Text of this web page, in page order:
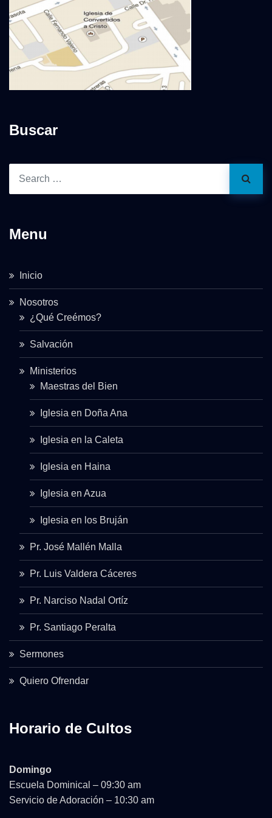
Buscar
Menu
Inicio
Nosotros
¿Qué Creémos?
Salvación
Ministerios
Maestras del Bien
Iglesia en Doña Ana
Iglesia en la Caleta
Iglesia en Haina
Iglesia en Azua
Iglesia en los Bruján
Pr. José Mallén Malla
Pr. Luis Valdera Cáceres
Pr. Narciso Nadal Ortíz
Pr. Santiago Peralta
Sermones
Quiero Ofrendar
Horario de Cultos
Domingo
Escuela Dominical – 09:30 am
Servicio de Adoración – 10:30 am